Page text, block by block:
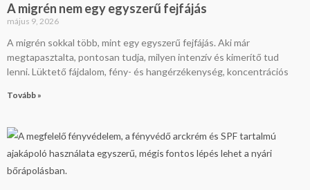
A migrén nem egy egyszerű fejfájás
május 9, 2026
A migrén sokkal több, mint egy egyszerű fejfájás. Aki már
megtapasztalta, pontosan tudja, milyen intenzív és kimerítő tud
lenni. Lüktető fájdalom, fény- és hangérzékenység, koncentrációs
Tovább »